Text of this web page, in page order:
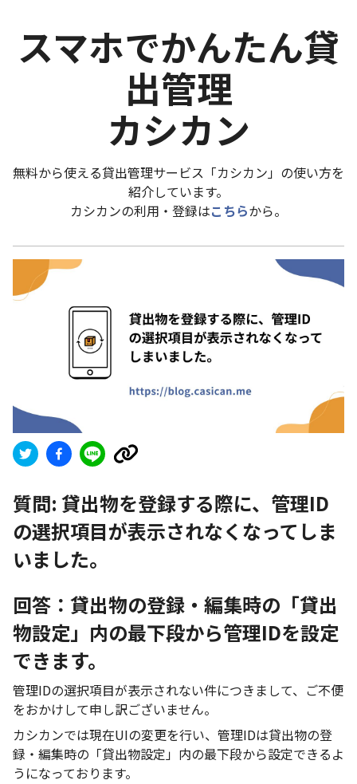
スマホでかんたん貸
出管理
カシカン
無料から使える貸出管理サービス「カシカン」の使い方を
紹介しています。
カシカンの利用・登録はこちらから。
質問: 貸出物を登録する際に、管理ID
の選択項目が表示されなくなってしま
いました。
回答：貸出物の登録・編集時の「貸出
物設定」内の最下段から管理IDを設定
できます。
管理IDの選択項目が表示されない件につきまして、ご不便
をおかけして申し訳ございません。
カシカンでは現在UIの変更を行い、管理IDは貸出物の登
録・編集時の「貸出物設定」内の最下段から設定できるよ
うになっております。